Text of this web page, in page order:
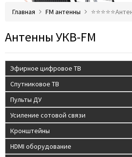
Главная FM антенны
Антенны УКВ-FM
Эфирное цифровое ТВ
Спутниковое ТВ
Пульты ДУ
Усиление сотовой связи
Кронштейны
HDMI оборудование